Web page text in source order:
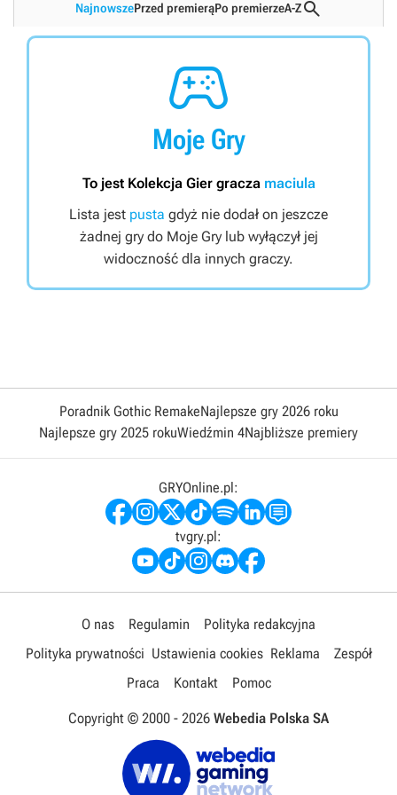
NajnowszePrzed premierąPo premierzeA-Z

Moje Gry
To jest Kolekcja Gier gracza maciula
Lista jest pusta gdyż nie dodał on jeszcze
żadnej gry do Moje Gry lub wyłączył jej
widoczność dla innych graczy.
Poradnik Gothic RemakeNajlepsze gry 2026 roku
Najlepsze gry 2025 rokuWiedźmin 4Najbliższe premiery
GRYOnline.pl:
tvgry.pl:
O nas Regulamin
Polityka redakcyjna
Polityka prywatności Ustawienia cookies Reklama
Zespół
Praca
Kontakt Pomoc
Copyright © 2000 - 2026 Webedia Polska SA